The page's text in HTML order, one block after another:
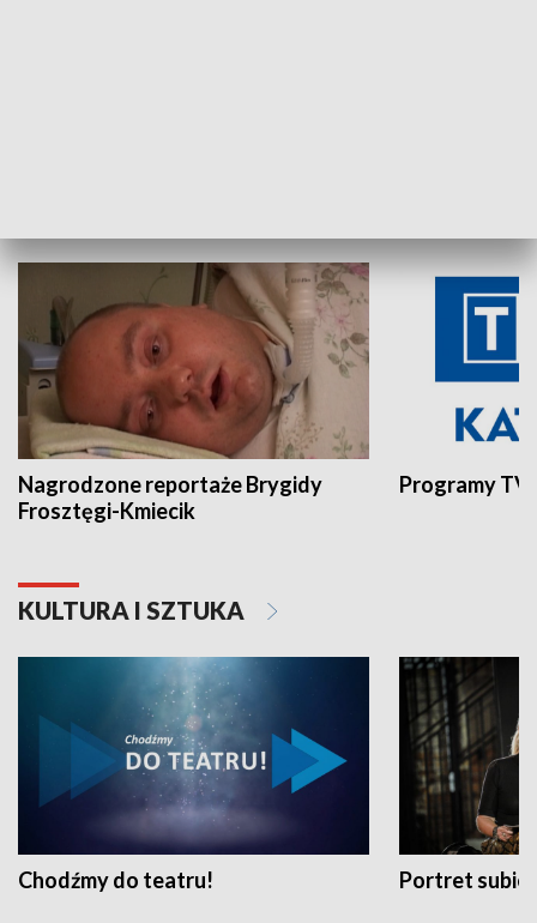
Nagrodzone reportaże Brygidy
Frosztęgi-Kmiecik
Programy
KULTURA I SZTUKA
Chodźmy do teatru! Portret